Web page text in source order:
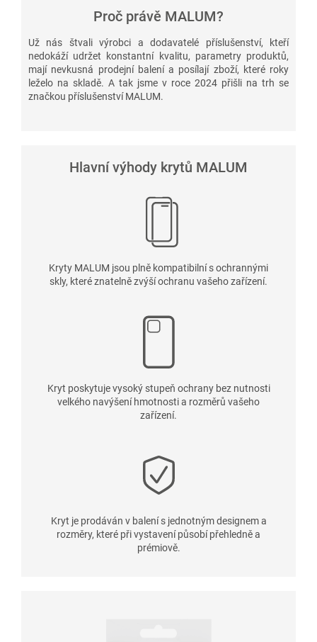
Proč právě MALUM?
Už nás štvali výrobci a dodavatelé příslušenství, kteří
nedokáží udržet konstantní kvalitu, parametry produktů,
mají nevkusná prodejní balení a posílají zboží, které roky
leželo na skladě. A tak jsme v roce 2024 přišli na trh se
značkou příslušenství MALUM.
Hlavní výhody krytů MALUM
Kryty MALUM jsou plně kompatibilní s ochrannými
skly, které znatelně zvýší ochranu vašeho zařízení.
Kryt poskytuje vysoký stupeň ochrany bez nutnosti
velkého navýšení hmotnosti a rozměrů vašeho
zařízení.
Kryt je prodáván v balení s jednotným designem a
rozměry, které při vystavení působí přehledně a
prémiově.